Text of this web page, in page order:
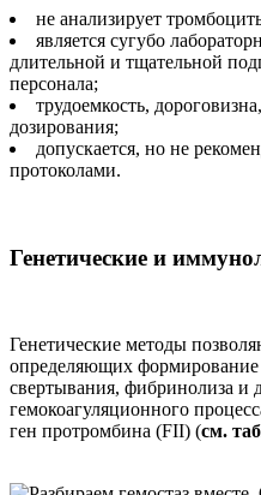
не анализирует
является сугубо
длительной и тщательной
персонала;
трудоемкость,
дозирования;
допускается, но не
протоколами.
Генетические и
Генетические методы
определяющих формирование
свертывания, фибринолиза и
гемокоагуляционного
ген протромбина (FII) (см.